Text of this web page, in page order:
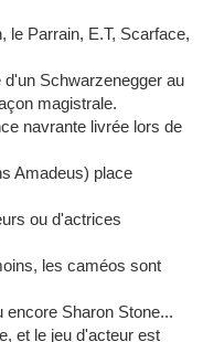
le Parrain, E.T, Scarface,
Schwarzenegger au
magistrale.
navrante livrée lors de
Amadeus) place
ou d'actrices
les caméos sont
Sharon Stone...
et le jeu d'acteur est